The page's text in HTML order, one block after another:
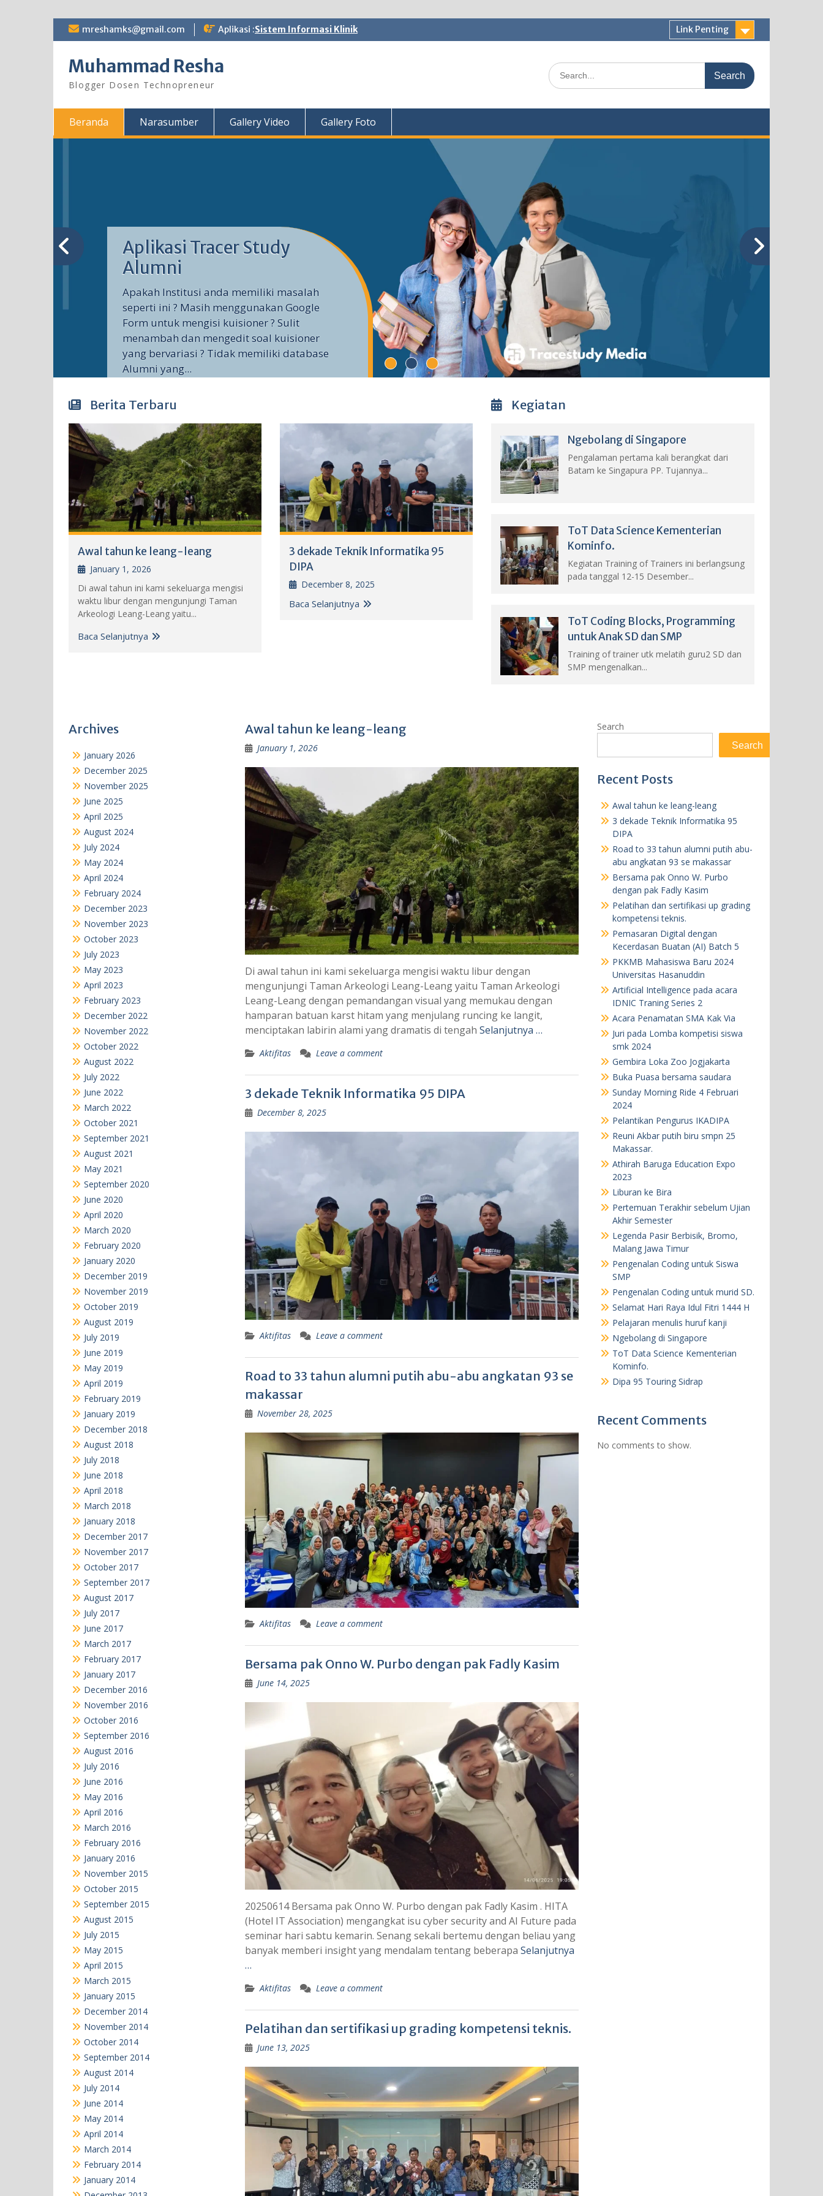
Skip mreshamks@gmail.com Aplikasi :Sistem Informasi Klinik Link Penting
Muhammad Resha
Blogger Dosen Technopreneur
Search
for:
Beranda Narasumber Gallery Video Gallery Foto
Aplikasi Tracer Study
Alumni
Apakah Institusi anda memiliki masalah
seperti ini ? Masih menggunakan Google
Form untuk mengisi kuisioner ? Sulit
menambah dan mengedit soal kuisioner
yang bervariasi ? Tidak memiliki database
Alumni yang...
Berita Terbaru
Awal tahun ke leang-leang
January 1, 2026
Di awal tahun ini kami sekeluarga mengisi
waktu libur dengan mengunjungi Taman
Arkeologi Leang-Leang yaitu...
Baca Selanjutnya
3 dekade Teknik Informatika 95
DIPA
December 8, 2025
Baca Selanjutnya
Kegiatan
Ngebolang di Singapore
Pengalaman pertama kali berangkat dari
Batam ke Singapura PP. Tujannya...
ToT Data Science Kementerian
Kominfo.
Kegiatan Training of Trainers ini berlangsung
pada tanggal 12-15 Desember...
ToT Coding Blocks, Programming
untuk Anak SD dan SMP
Training of trainer utk melatih guru2 SD dan
SMP mengenalkan...
Awal tahun ke leang-leang
January 1, 2026
Di awal tahun ini kami sekeluarga mengisi waktu libur dengan
mengunjungi Taman Arkeologi Leang-Leang yaitu Taman Arkeologi
Leang-Leang dengan pemandangan visual yang memukau dengan
hamparan batuan karst hitam yang menjulang runcing ke langit,
menciptakan labirin alami yang dramatis di tengah Selanjutnya …
Aktifitas Leave a comment
3 dekade Teknik Informatika 95 DIPA
December 8, 2025
Aktifitas Leave a comment
Road to 33 tahun alumni putih abu-abu angkatan 93 se
makassar
November 28, 2025
Aktifitas Leave a comment
Bersama pak Onno W. Purbo dengan pak Fadly Kasim
June 14, 2025
20250614 Bersama pak Onno W. Purbo dengan pak Fadly Kasim . HITA
(Hotel IT Association) mengangkat isu cyber security and AI Future pada
seminar hari sabtu kemarin. Senang sekali bertemu dengan beliau yang
banyak memberi insight yang mendalam tentang beberapa Selanjutnya
…
Aktifitas Leave a comment
Pelatihan dan sertifikasi up grading kompetensi teknis.
June 13, 2025
Search
Search
Recent Posts
Awal tahun ke leang-leang
3 dekade Teknik Informatika 95
DIPA
Road to 33 tahun alumni putih abu-
abu angkatan 93 se makassar
Bersama pak Onno W. Purbo
dengan pak Fadly Kasim
Pelatihan dan sertifikasi up grading
kompetensi teknis.
Pemasaran Digital dengan
Kecerdasan Buatan (AI) Batch 5
PKKMB Mahasiswa Baru 2024
Universitas Hasanuddin
Artificial Intelligence pada acara
IDNIC Traning Series 2
Acara Penamatan SMA Kak Via
Juri pada Lomba kompetisi siswa
smk 2024
Gembira Loka Zoo Jogjakarta
Buka Puasa bersama saudara
Sunday Morning Ride 4 Februari
2024
Pelantikan Pengurus IKADIPA
Reuni Akbar putih biru smpn 25
Makassar.
Athirah Baruga Education Expo
2023
Liburan ke Bira
Pertemuan Terakhir sebelum Ujian
Akhir Semester
Legenda Pasir Berbisik, Bromo,
Malang Jawa Timur
Pengenalan Coding untuk Siswa
SMP
Pengenalan Coding untuk murid SD.
Selamat Hari Raya Idul Fitri 1444 H
Pelajaran menulis huruf kanji
Ngebolang di Singapore
ToT Data Science Kementerian
Kominfo.
Dipa 95 Touring Sidrap
Recent Comments
No comments to show.
Archives
January 2026
December 2025
November 2025
June 2025
April 2025
August 2024
July 2024
May 2024
April 2024
February 2024
December 2023
November 2023
October 2023
July 2023
May 2023
April 2023
February 2023
December 2022
November 2022
October 2022
August 2022
July 2022
June 2022
March 2022
October 2021
September 2021
August 2021
May 2021
September 2020
June 2020
April 2020
March 2020
February 2020
January 2020
December 2019
November 2019
October 2019
August 2019
July 2019
June 2019
May 2019
April 2019
February 2019
January 2019
December 2018
August 2018
July 2018
June 2018
April 2018
March 2018
January 2018
December 2017
November 2017
October 2017
September 2017
August 2017
July 2017
June 2017
March 2017
February 2017
January 2017
December 2016
November 2016
October 2016
September 2016
August 2016
July 2016
June 2016
May 2016
April 2016
March 2016
February 2016
January 2016
November 2015
October 2015
September 2015
August 2015
July 2015
May 2015
April 2015
March 2015
January 2015
December 2014
November 2014
October 2014
September 2014
August 2014
July 2014
June 2014
May 2014
April 2014
March 2014
February 2014
January 2014